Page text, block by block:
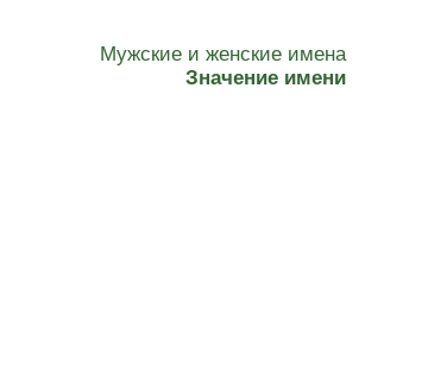
Мужские и женские имена
Значение имени